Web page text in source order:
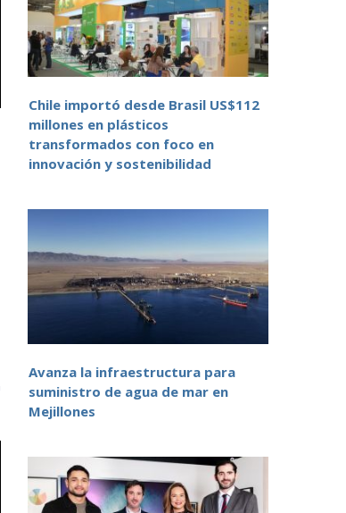
Chile importó desde Brasil US$112
millones en plásticos
transformados con foco en
innovación y sostenibilidad
Avanza la infraestructura para
suministro de agua de mar en
Mejillones